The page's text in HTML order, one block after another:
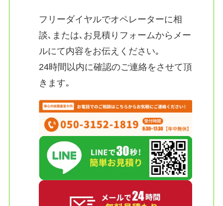
フリーダイヤルでオペレーターに相
談､または､お見積りフォームからメー
ルにて内容をお伝えください｡
24時間以内に確認のご連絡をさせて頂
きます｡